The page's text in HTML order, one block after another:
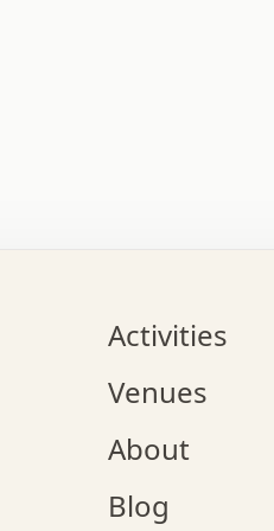
.   .   .   .   .   .
o   .   .   .   .   .
.   .   .   :   .   .
.   .   .   +   .   .
.   .   x   .   .   .
.   .   .   .   .   +
.   .   .   .   x   .
.   .   .   .   .   .
Activities
Venues
About
Blog